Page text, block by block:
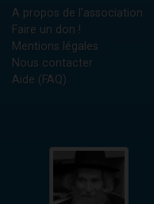
A propos de l'association
Faire un don !
Mentions légales
Nous contacter
Aide (FAQ)